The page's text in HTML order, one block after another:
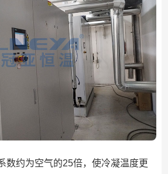
数约为空气的25倍，使冷凝温度更